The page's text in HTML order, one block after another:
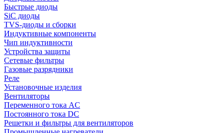
Быстрые диоды
SiC диоды
TVS-диоды и сборки
Индуктивные компоненты
Чип индуктивности
Устройства защиты
Сетевые фильтры
Газовые разрядники
Реле
Установочные изделия
Вентиляторы
Переменного тока AC
Постоянного тока DC
Решетки и фильтры для вентиляторов